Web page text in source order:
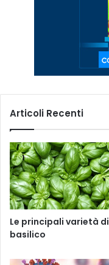
Articoli Recenti
Le principali varietà di
basilico